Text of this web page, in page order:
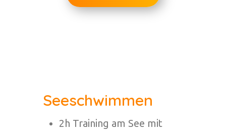
Seeschwimmen
2h Training am See mit